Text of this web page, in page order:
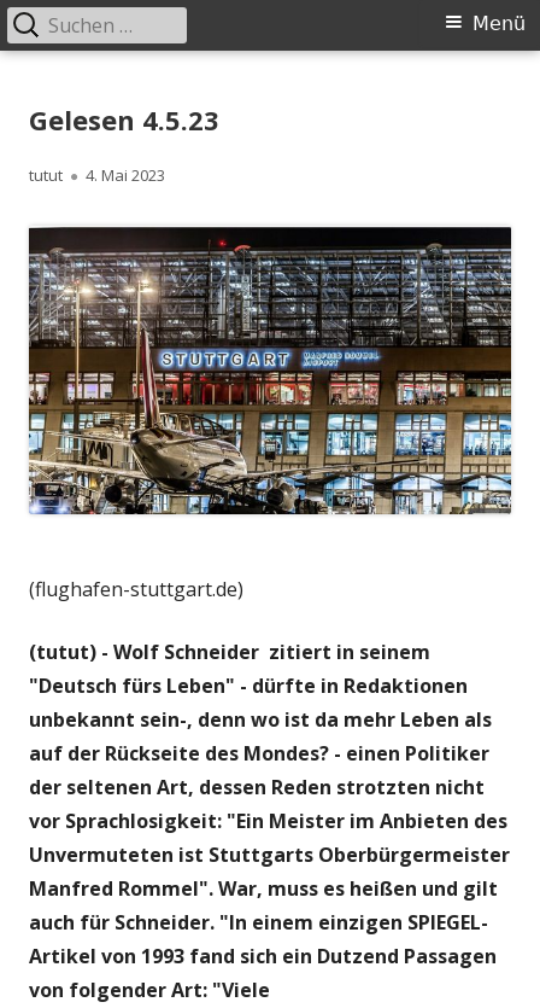
zum
Primäres
Menü
Suchen
nach:
Gelesen 4.5.23
Autor
tutut
Veröffentlicht
4. Mai 2023
(flughafen-stuttgart.de)
(tutut) - Wolf Schneider zitiert in seinem
"Deutsch fürs Leben" - dürfte in Redaktionen
unbekannt sein-, denn wo ist da mehr Leben als
auf der Rückseite des Mondes? - einen Politiker
der seltenen Art, dessen Reden strotzten nicht
vor Sprachlosigkeit: "Ein Meister im Anbieten des
Unvermuteten ist Stuttgarts Oberbürgermeister
Manfred Rommel". War, muss es heißen und gilt
auch für Schneider. "In einem einzigen SPIEGEL-
Artikel von 1993 fand sich ein Dutzend Passagen
von folgender Art: "Viele